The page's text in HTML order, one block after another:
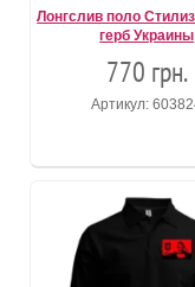
Лонгслив поло
герб Украины
770 грн.
Артикул: